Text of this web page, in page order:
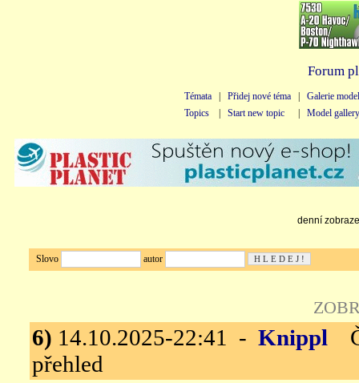
Forum
Témata Přidej nové téma
Galerie
Topics
Start new topic Model gallery
denní
Slovo autor
6) 14.10.2025-22:41 - Knippl
přehled